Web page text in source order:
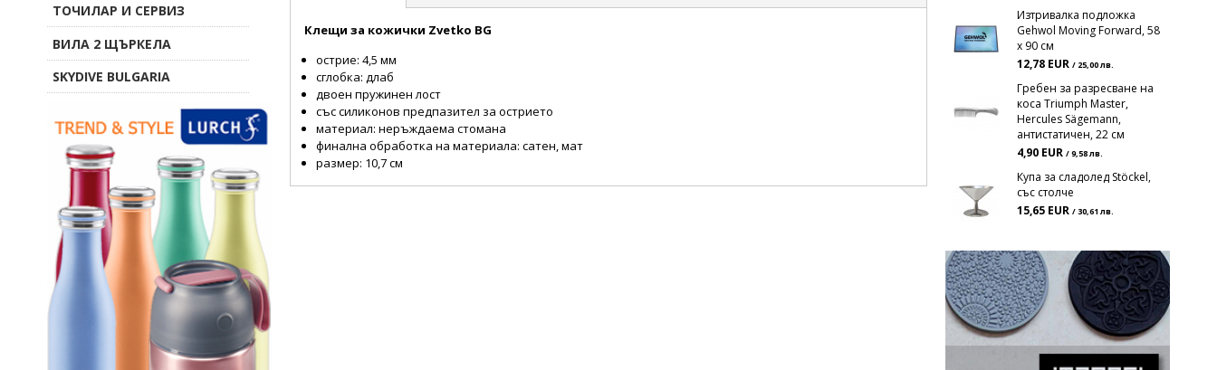
Клещи за кожички Zvetko BG
острие: 4,5 мм
сглобка: длаб
двоен пружинен лост
със силиконов предпазител за острието
материал: неръждаема стомана
финална обработка на материала: сатен, мат
размер: 10,7 см
ТОЧИЛАР И СЕРВИЗ
ВИЛА 2 ЩЪРКЕЛА
SKYDIVE BULGARIA
Изтривалка подложка
Gehwol Moving Forward, 58
х 90 см
12,78 EUR / 25,00 лв.
Гребен за разресване на
коса Triumph Master,
Hercules Sägemann,
антистатичен, 22 см
4,90 EUR / 9,58 лв.
Купа за сладолед Stöckel,
със столче
15,65 EUR / 30,61 лв.